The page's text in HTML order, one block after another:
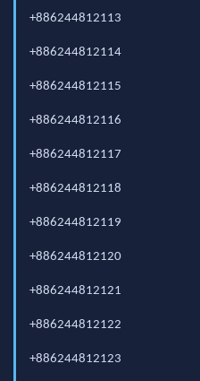
+886244812113
+886244812114
+886244812115
+886244812116
+886244812117
+886244812118
+886244812119
+886244812120
+886244812121
+886244812122
+886244812123